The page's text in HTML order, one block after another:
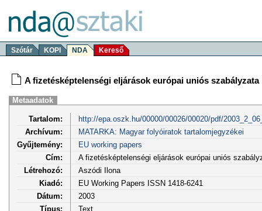
Szótár KOPI NDA Kereső
A fizetésképtelenségi eljárások európai uniós szabályzata
Metaadatok
Tartalom:
http://epa.oszk.hu/00000/00026/00020/pdf/
Archívum:
MATARKA: Magyar folyóiratok tartalomjegyzékei
Gyűjtemény:
EU working papers
Cím:
A fizetésképtelenségi eljárások európai uniós
Létrehozó:
Aszódi Ilona
Kiadó:
EU Working Papers ISSN 1418-6241
Dátum:
2003
Típus:
Text